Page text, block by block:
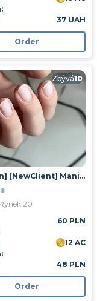
37 UAH
Order
Zbývá10
[AlviCoin] [NewClient] Manicure klasyczny
20
60 PLN
12 AC
48 PLN
Order